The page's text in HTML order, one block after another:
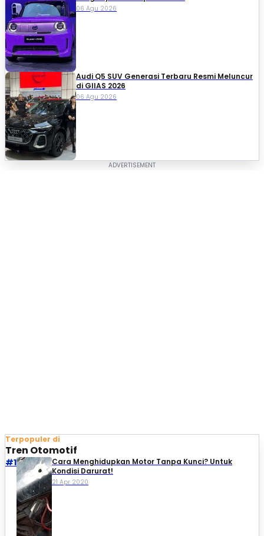
06 Agu 2026
Audi Q5 SUV Generasi Terbaru Resmi Meluncur
di GIIAS 2026
06 Agu 2026
Terpopuler di
Tren Otomotif
#1
Cara Menghidupkan Motor Tanpa Kunci? Untuk
Kondisi Darurat!
21 Apr 2020